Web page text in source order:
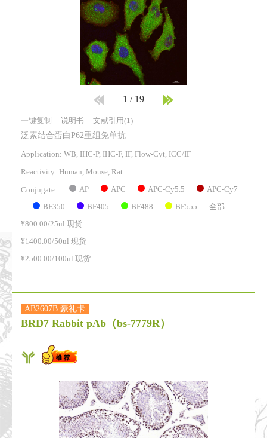
1 / 19
一键复制 说明书 文献引用(1)
泛素结合蛋白P62重组兔单抗
Application: WB, IHC-P, IHC-F, IF, Flow-Cyt, ICC/IF
Reactivity: Human, Mouse, Rat
Conjugate: AP APC APC-Cy5.5 APC-Cy7
BF350 BF405 BF488 BF555 全部
¥800.00/25ul 现货
¥1400.00/50ul 现货
¥2500.00/100ul 现货
AB2607B 豪礼卡
BRD7 Rabbit pAb （bs-7779R）